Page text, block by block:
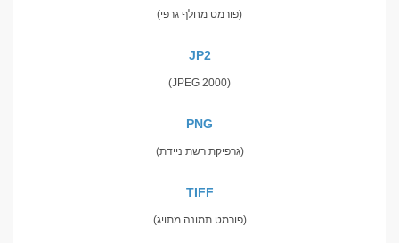
(פורמט מחלף גרפי)
JP2
(JPEG 2000)
PNG
(גרפיקת רשת ניידת)
TIFF
(פורמט תמונה מתויג)